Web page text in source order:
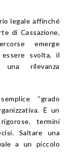
legale affinché
di Cassazione,
emerge
svolta, il
rilevanza
“grado
È un
termini
Saltare una
a un piccolo